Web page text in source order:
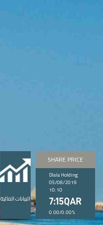
SHARE PRICE
Dlala Holding
05/08/2019
10:10
7:15QAR
0.00/0.00%
البيانات المالية